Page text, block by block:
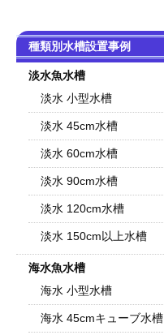
種類別水槽設置事例
淡水魚水槽
淡水 小型水槽
淡水 45cm水槽
淡水 60cm水槽
淡水 90cm水槽
淡水 120cm水槽
淡水 150cm以上水槽
海水魚水槽
海水 小型水槽
海水 45cmキューブ水槽